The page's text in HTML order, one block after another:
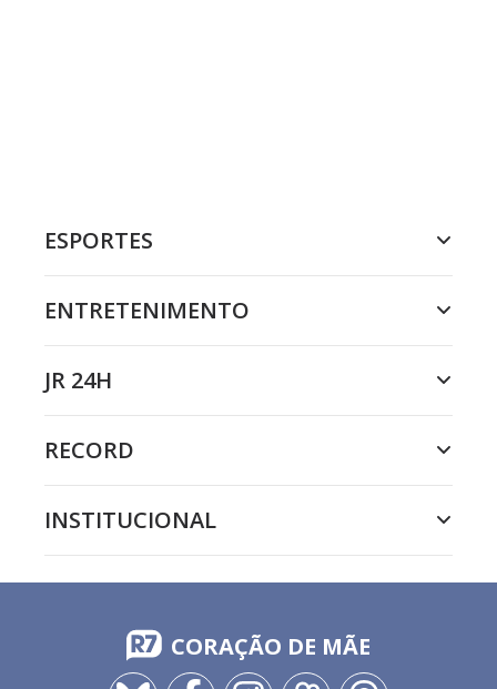
ESPORTES
ENTRETENIMENTO
JR 24H
RECORD
INSTITUCIONAL
CORAÇÃO DE MÃE